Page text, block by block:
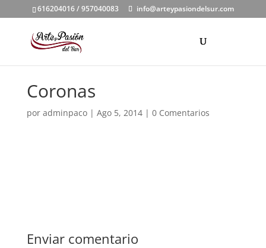
616204016 / 957040083 info@arteypasiondelsur.com
Coronas
por adminpaco| Ago 5, 2014| 0 Comentarios
Enviar comentario